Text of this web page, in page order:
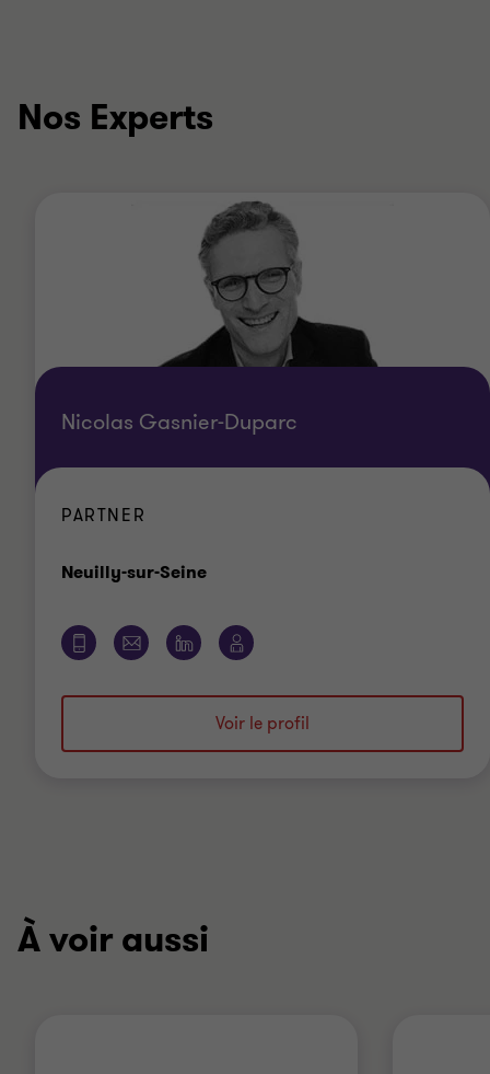
Nos Experts
Nicolas Gasnier-Duparc
PARTNER
Neuilly-sur-SeineBureau
Voir le profil
À voir aussi